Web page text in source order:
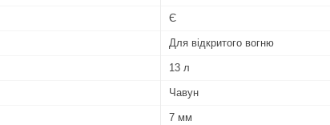
Є
Для відкритого вогню
13 л
Чавун
7 мм